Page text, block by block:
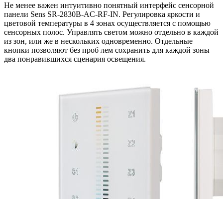
Не менее важен интуитивно понятный интерфейс сенсорной
панели Sens SR-2830B-AC-RF-IN. Регулировка яркости и
цветовой температуры в 4 зонах осуществляется с помощью
сенсорных полос. Управлять светом можно отдельно в каждой
из зон, или же в нескольких одновременно. Отдельные
кнопки позволяют без проб лем сохранить для каждой зоны
два понравившихся сценария освещения.